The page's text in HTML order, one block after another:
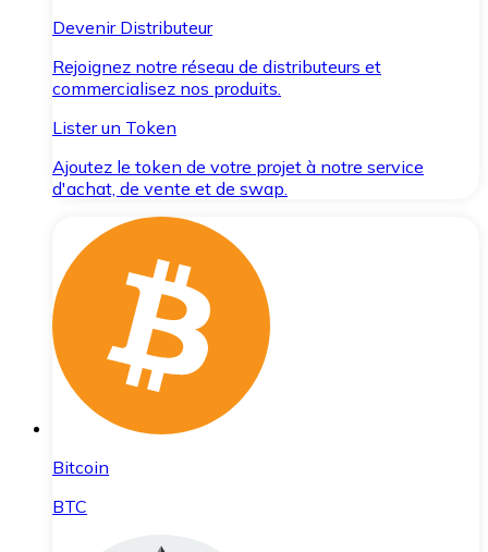
Devenir Distributeur
Rejoignez notre réseau de distributeurs et
commercialisez nos produits.
Lister un Token
Ajoutez le token de votre projet à notre service
d'achat, de vente et de swap.
Bitcoin
BTC